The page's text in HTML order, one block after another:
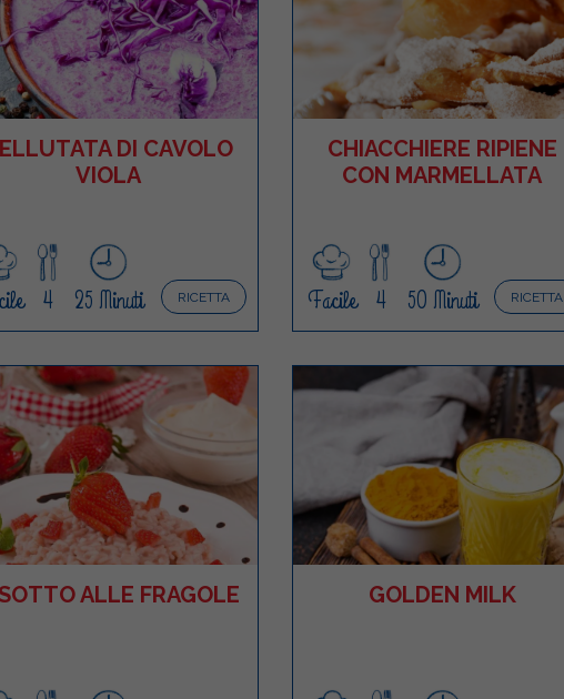
DI CAVOLO
VIOLA
RICETTA
4 25 Minuti
CHIACCHIERE RIPIENE
CON MARMELLATA
RICETTA
Facile 4 50 Minuti
ALLE FRAGOLE GOLDEN MILK